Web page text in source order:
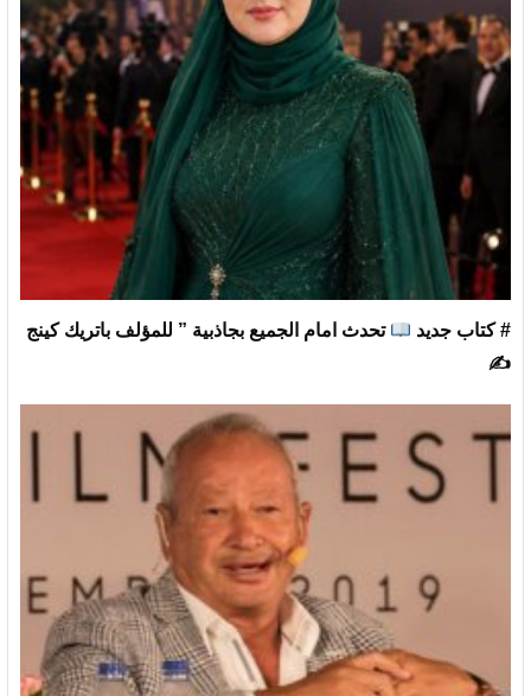
# كتاب جديد
تحدث امام الجميع بجاذبية ” للمؤلف باتريك كينج
✍